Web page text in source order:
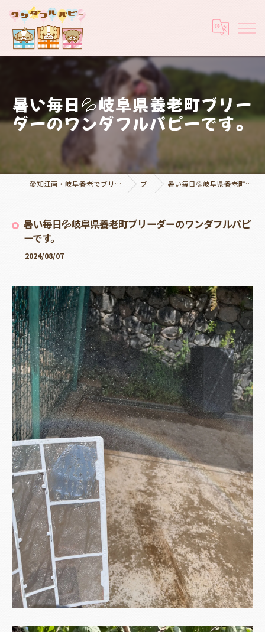
暑い毎日💦岐阜県養老町ブリー
ダーのワンダフルパピーです。
愛知江南・岐阜養老でブリーダーなら実績豊富なワンダフルパピー ブログ 暑い毎日💦岐阜県養老町ブリーダーのワンダフルパピーです。
暑い毎日💦岐阜県養老町ブリーダーのワンダフルパピ
ーです。
2024/08/07